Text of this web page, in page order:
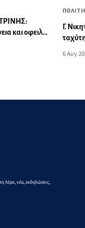
και οφειλές
νοικοκυριά
Γ.
το
6 Αυγ
Λέρο, νέα, εκδηλώσεις,